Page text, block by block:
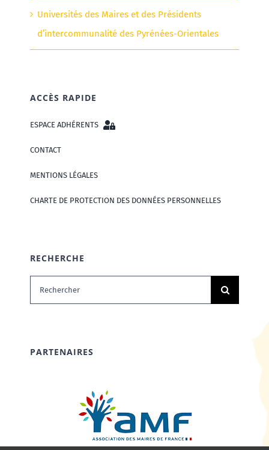
Universités des Maires et des Présidents
d’intercommunalité des Pyrénées-Orientales
ACCÈS RAPIDE
ESPACE ADHÉRENTS
CONTACT
MENTIONS LÉGALES
CHARTE DE PROTECTION DES DONNÉES PERSONNELLES
RECHERCHE
Rechercher:
PARTENAIRES